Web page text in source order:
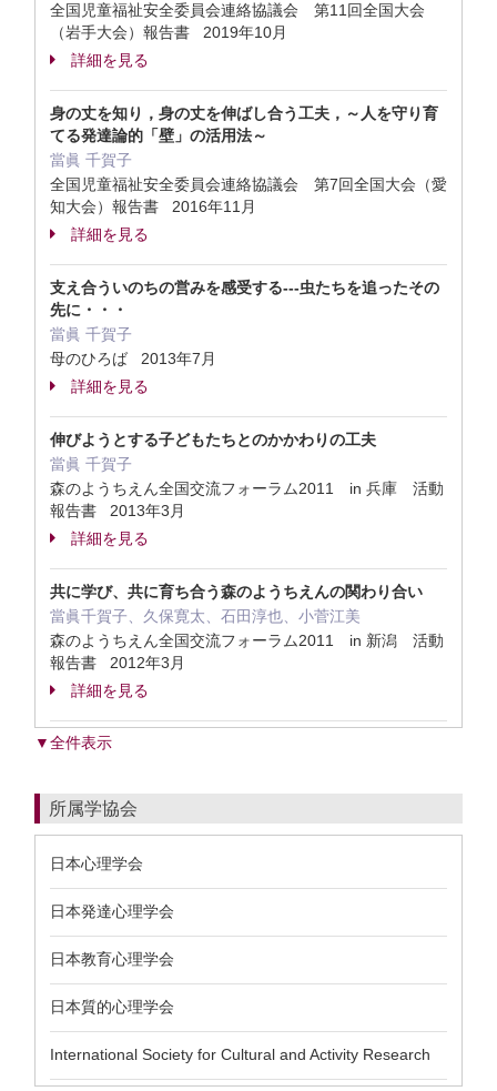
全国児童福祉安全委員会連絡協議会 第11回全国大会
（岩手大会）報告書 2019年10月
詳細を見る
身の丈を知り，身の丈を伸ばし合う工夫，～人を守り育
てる発達論的「壁」の活用法～
當眞 千賀子
全国児童福祉安全委員会連絡協議会 第7回全国大会（愛
知大会）報告書 2016年11月
詳細を見る
支え合ういのちの営みを感受する---虫たちを追ったその
先に・・・
當眞 千賀子
母のひろば 2013年7月
詳細を見る
伸びようとする子どもたちとのかかわりの工夫
當眞 千賀子
森のようちえん全国交流フォーラム2011 in 兵庫 活動
報告書 2013年3月
詳細を見る
共に学び、共に育ち合う森のようちえんの関わり合い
當眞千賀子、久保寛太、石田淳也、小菅江美
森のようちえん全国交流フォーラム2011 in 新潟 活動
報告書 2012年3月
詳細を見る
▼全件表示
所属学協会
日本心理学会
日本発達心理学会
日本教育心理学会
日本質的心理学会
International Society for Cultural and Activity Research